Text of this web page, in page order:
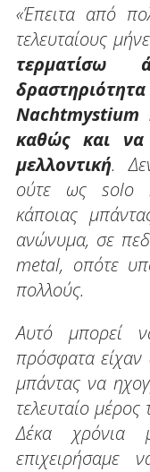
«Έπειτα από
τελευταίους
τερματίσω
Nachtmystium
καθώς και
μελλοντική.
ούτε ως solo
κάποιας
ανώνυμα, σε
metal, οπότε
πολλούς.
Αυτό μπορεί
πρόσφατα είχαν
μπάντας να
τελευταίο
Δέκα χρόνια
επιχειρήσαμε